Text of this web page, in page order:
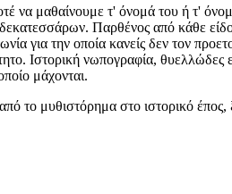
να μαθαίνουμε τ' όνομά του ή τ'
Παρθένος από κάθε
για την οποία κανείς δεν τον
Ιστορική νωπογραφία, θυελλώδες
μάχονται.
το μυθιστόρημα στο ιστορικό έπος,